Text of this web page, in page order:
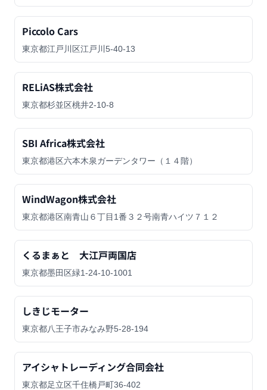
Piccolo Cars
東京都江戸川区江戸川5-40-13
RELiAS株式会社
東京都杉並区桃井2-10-8
SBI Africa株式会社
東京都港区六本木泉ガーデンタワー（１４階）
WindWagon株式会社
東京都港区南青山６丁目1番３２号南青ハイツ７１２
くるまぁと 大江戸両国店
東京都墨田区緑1-24-10-1001
しきじモーター
東京都八王子市みなみ野5-28-194
アイシャトレーディング合同会社
東京都足立区千住橋戸町36-402